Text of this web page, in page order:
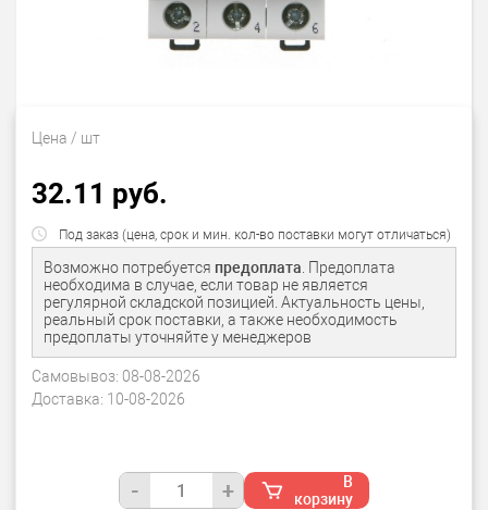
Цена / шт
32.11 руб.
Под заказ (цена, срок и мин. кол-во поставки могут отличаться)
Возможно потребуется предоплата. Предоплата
необходима в случае, если товар не является
регулярной складской позицией. Актуальность цены,
реальный срок поставки, а также необходимость
предоплаты уточняйте у менеджеров
Самовывоз: 08-08-2026
Доставка: 10-08-2026
- +
В
корзину